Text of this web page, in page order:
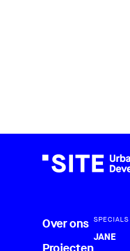
Over ons SPECIALS
JANE